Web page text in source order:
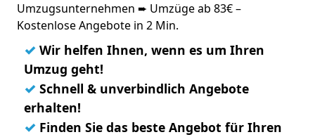
Umzugsunternehmen ➨ Umzüge ab 83€ –
Kostenlose Angebote in 2 Min.
✓ Wir helfen Ihnen, wenn es um Ihren
Umzug geht!
✓ Schnell & unverbindlich Angebote
erhalten!
✓ Finden Sie das beste Angebot für Ihren